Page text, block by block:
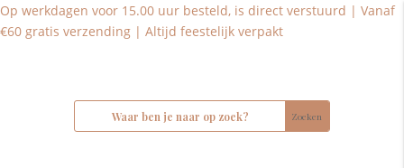
Op werkdagen voor 15.00 uur besteld, is direct verstuurd | Vanaf
€60 gratis verzending | Altijd feestelijk verpakt